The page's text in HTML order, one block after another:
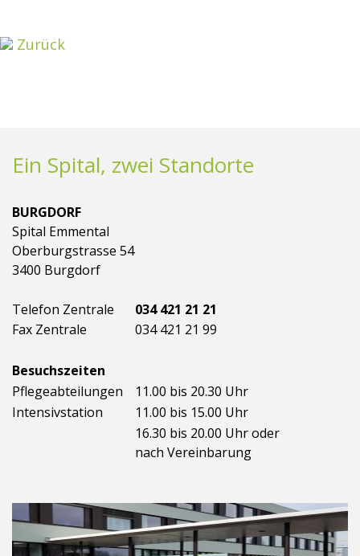
Zurück
Ein Spital, zwei Standorte
BURGDORF
Spital Emmental
Oberburgstrasse 54
3400 Burgdorf
Telefon Zentrale
034 421 21 21
Fax Zentrale
034 421 21 99
Besuchszeiten
Pflegeabteilungen
11.00 bis 20.30 Uhr
Intensivstation
11.00 bis 15.00 Uhr
16.30 bis 20.00 Uhr oder
nach Vereinbarung